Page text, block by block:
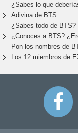
¿Sabes lo que
Adivina de BTS
¿Sabes todo de BTS?
¿Conoces a BTS?
Pon los nombres de
Los 12 miembros de